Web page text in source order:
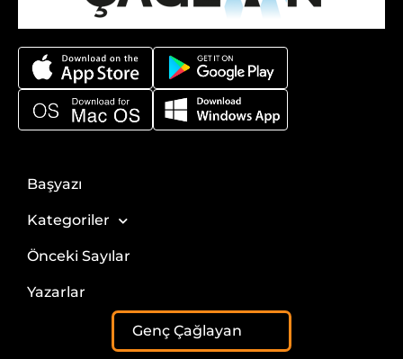
Başyazı
Kategoriler
Önceki Sayılar
Yazarlar
Genç Çağlayan